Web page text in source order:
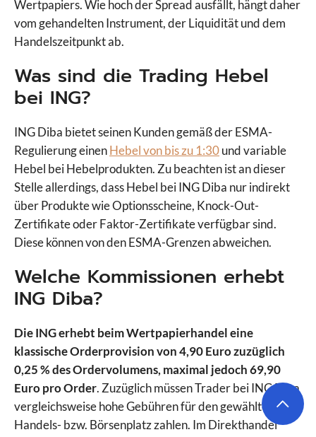
Wertpapiers. Wie hoch der Spread ausfällt, hängt daher
vom gehandelten Instrument, der Liquidität und dem
Handelszeitpunkt ab.
Was sind die Trading Hebel
bei ING?
ING Diba bietet seinen Kunden gemäß der ESMA-
Regulierung einenHebel von bis zu 1:30und variable
Hebel bei Hebelprodukten. Zu beachten ist an dieser
Stelle allerdings, dass Hebel bei ING Diba nur indirekt
über Produkte wie Optionsscheine, Knock-Out-
Zertifikate oder Faktor-Zertifikate verfügbar sind.
Diese können von den ESMA-Grenzen abweichen.
Welche Kommissionen erhebt
ING Diba?
Die ING erhebt beim Wertpapierhandel eine
klassische Orderprovision von 4,90 Euro zuzüglich
0,25 % des Ordervolumens, maximal jedoch 69,90
Euro pro Order. Zuzüglich müssen Trader bei ING Diba
vergleichsweise hohe Gebühren für den gewählten
Handels- bzw. Börsenplatz zahlen. Im Direkthandel